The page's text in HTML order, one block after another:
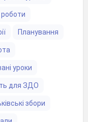
роботи
Планування
уроки
для ЗДО
збори